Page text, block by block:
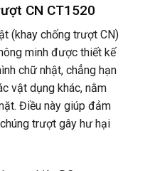
CN CT1520
(khay chống trượt CN)
minh được thiết kế
chữ nhật, chẳng hạn
vật dụng khác, nằm
Điều này giúp đảm
trượt gây hư hại